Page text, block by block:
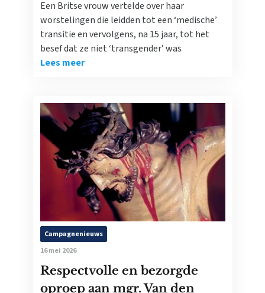
Een Britse vrouw vertelde over haar
worstelingen die leidden tot een ‘medische’
transitie en vervolgens, na 15 jaar, tot het
besef dat ze niet ‘transgender’ was
Lees meer
Campagnenieuws
16 mei 2026
Respectvolle en bezorgde
oproep aan mgr. Van den